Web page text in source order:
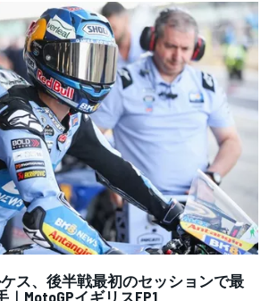
ス、後半戦最初のセッションで最
MotoGPイギリスFP1